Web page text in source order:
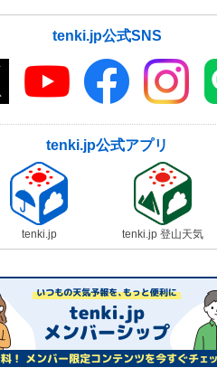
tenki.jp公式SNS
tenki.jp公式アプリ
tenki.jp tenki.jp 登山天気